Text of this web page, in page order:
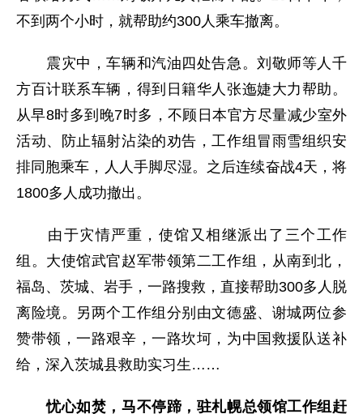
不到两个小时，就帮助约300人乘车撤离。
震灾中，车辆和汽油四处告急。刘敬师等人千
方百计联系车辆，得到日籍华人张迤婕大力帮助。
从早8时多到晚7时多，不顾日本官方尽量减少室外
活动、防止辐射沾染的劝告，工作组冒雨雪组织安
排同胞乘车，人人手脚尽湿。之后连续奋战4天，将
1800多人成功撤出。
由于灾情严重，使馆又相继派出了三个工作
组。大使馆武官赵军带领第二工作组，从南到北，
福岛、茨城、岩手，一路搜救，直接帮助300多人脱
离险境。另两个工作组分别由文德盛、谢城两位参
赞带领，一路艰辛，一路坎坷，为中国救援队送补
给，深入茨城县救助实习生……
忧心如焚，马不停蹄，驻札幌总领馆工作组赶